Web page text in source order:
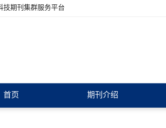
技期刊集群服务平台
首页 期刊介绍